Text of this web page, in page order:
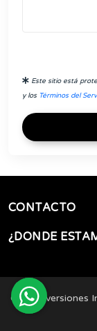
Este sitio está
y los Términos del
CONTACTO
¿DONDE
Grow Inversiones